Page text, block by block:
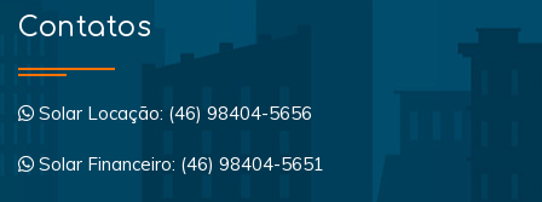
Contatos
Solar Locação: (46) 98404-5656
Solar Financeiro: (46) 98404-5651